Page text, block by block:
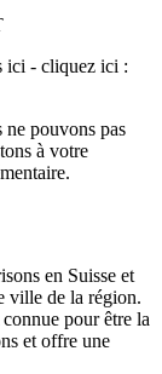
ici - cliquez ici :
ne pouvons pas
à votre
en Suisse et
ville de la région.
pour être la
et offre une